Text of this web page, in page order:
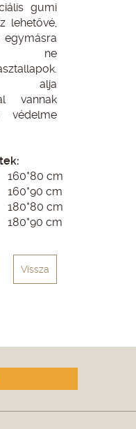
gumi
lehetővé,
ne
alja
vannak
160*80 cm
160*90 cm
180*80 cm
180*90 cm
Vissza